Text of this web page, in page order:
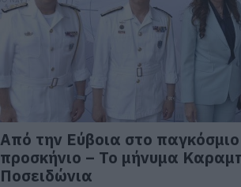
Από την Εύβοια στο παγκόσμιο
προσκήνιο – Το μήνυμα
Ποσειδώνια